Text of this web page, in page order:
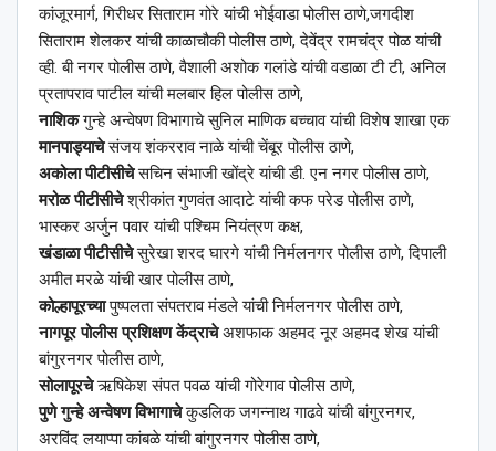
कांजूरमार्ग, गिरीधर सिताराम गोरे यांची भोईवाडा पोलीस ठाणे,जगदीश
सिताराम शेलकर यांची काळाचौकी पोलीस ठाणे, देवेंद्र रामचंद्र पोळ यांची
व्ही. बी नगर पोलीस ठाणे, वैशाली अशोक गलांडे यांची वडाळा टी टी, अनिल
प्रतापराव पाटील यांची मलबार हिल पोलीस ठाणे,
नाशिकगुन्हे अन्वेषण विभागाचे सुनिल माणिक बच्चाव यांची विशेष शाखा एक
मानपाड्याचेसंजय शंकरराव नाळे यांची चेंबूर पोलीस ठाणे,
अकोला पीटीसीचेसचिन संभाजी खोंद्रे यांची डी. एन नगर पोलीस ठाणे,
मरोळ पीटीसीचेश्रीकांत गुणवंत आदाटे यांची कफ परेड पोलीस ठाणे,
भास्कर अर्जुन पवार यांची पश्‍चिम नियंत्रण कक्ष,
खंडाळा पीटीसीचेसुरेखा शरद घारगे यांची निर्मलनगर पोलीस ठाणे, दिपाली
अमीत मरळे यांची खार पोलीस ठाणे,
कोल्हापूरच्यापुष्पलता संपतराव मंडले यांची निर्मलनगर पोलीस ठाणे,
नागपूर पोलीस प्रशिक्षण केंद्राचेअशफाक अहमद नूर अहमद शेख यांची
बांगुरनगर पोलीस ठाणे,
सोलापूरचेऋषिकेश संपत पवळ यांची गोरेगाव पोलीस ठाणे,
पुणे गुन्हे अन्वेषण विभागाचेकुडलिक जगन्नाथ गाढवे यांची बांगुरनगर,
अरविंद लयाप्पा कांबळे यांची बांगुरनगर पोलीस ठाणे,